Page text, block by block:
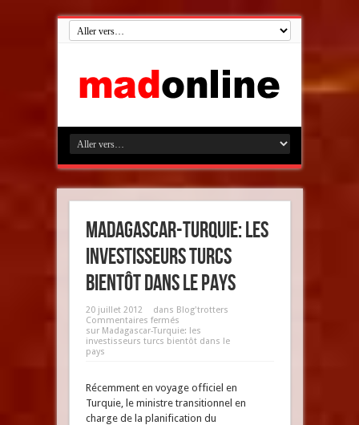
Madagascar-Turquie: les
investisseurs turcs
bientôt dans le pays
20 juillet 2012 dans Blog'trotters
Commentaires fermés
sur Madagascar-Turquie: les
investisseurs turcs bientôt dans le
pays
Récemment en voyage officiel en
Turquie, le ministre transitionnel en
charge de la planification du